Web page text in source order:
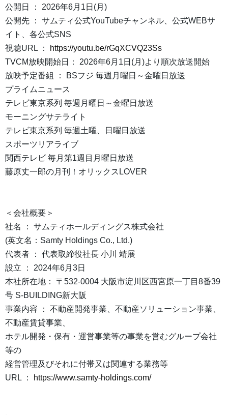
公開日 ： 2026年6月1日(月)
公開先 ： サムティ公式YouTubeチャンネル、公式WEBサ
イト、各公式SNS
視聴URL ：
https://youtu.be/rGqXCVQ23Ss
TVCM放映開始日： 2026年6月1日(月)より順次放送開始
放映予定番組 ： BSフジ 毎週月曜日～金曜日放送
プライムニュース
テレビ東京系列 毎週月曜日～金曜日放送
モーニングサテライト
テレビ東京系列 毎週土曜、日曜日放送
スポーツリアライブ
関西テレビ 毎月第1週目月曜日放送
藤原丈一郎の月刊！オリックスLOVER
＜会社概要＞
社名 ： サムティホールディングス株式会社
(英文名：Samty Holdings Co., Ltd.)
代表者 ： 代表取締役社長 小川 靖展
設立 ： 2024年6月3日
本社所在地： 〒532-0004 大阪市淀川区西宮原一丁目8番39
号 S-BUILDING新大阪
事業内容 ： 不動産開発事業、不動産ソリューション事業、
不動産賃貸事業、
ホテル開発・保有・運営事業等の事業を営むグループ会社
等の
経営管理及びそれに付帯又は関連する業務等
URL ：
https://www.samty-holdings.com/